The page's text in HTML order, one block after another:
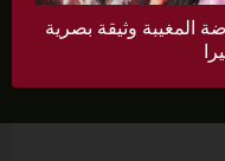
المغيبة وثيقة بصرية